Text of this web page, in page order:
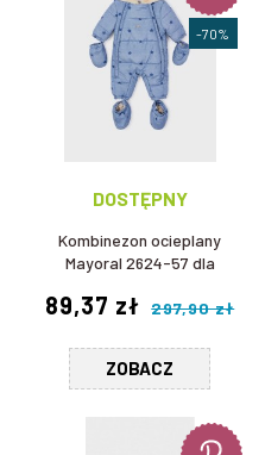
DOSTĘPNY
Kombinezon ocieplany
Mayoral 2624-57 dla
89,37 zł 297,90 zł
ZOBACZ
-70%